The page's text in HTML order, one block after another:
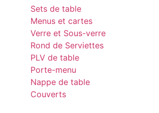
Sets de table
Menus et cartes
Verre et Sous-verre
Rond de Serviettes
PLV de table
Porte-menu
Nappe de table
Couverts